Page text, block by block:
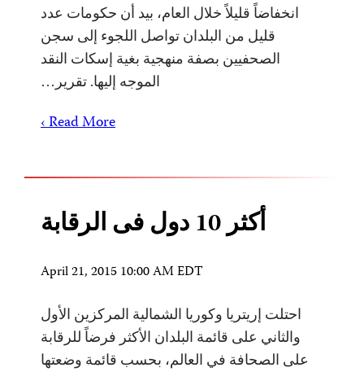
انخفاضاً قليلاً خلال العام، بيد أن حكومات عدد
قليل من البلدان تواصل اللجوء إلى سجن
الصحفيين بصفة منهجية بغية إسكات النقد
الموجه إليها. تقرير…
Read More ›
أكثر 10 دول فى الرقابة
April 21, 2015 10:00 AM EDT
احتلت إريتريا وكوريا الشمالية المركزين الأول
والثاني على قائمة البلدان الأكثر فرضاً للرقابة
على الصحافة في العالم، بحسب قائمة وضعتها